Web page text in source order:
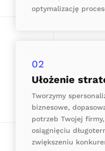
optymalizację
02
Ułożenie
Tworzymy
biznesowe,
potrzeb Twojej
osiągnięciu
zwiększeniu